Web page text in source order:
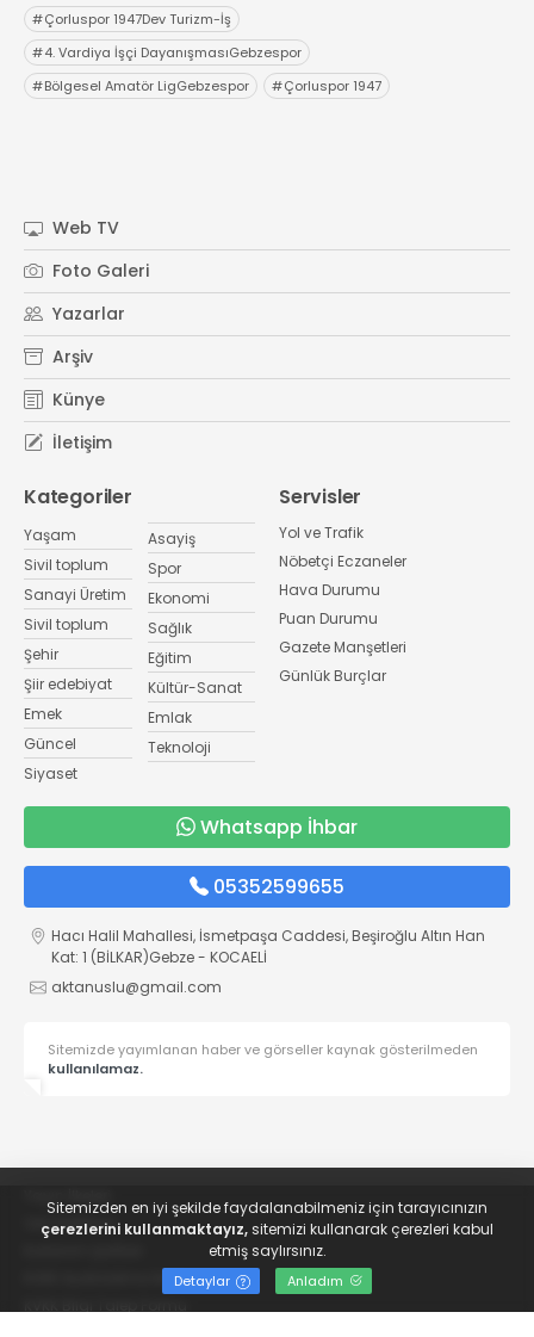
#Çorluspor 1947Dev Turizm-İş
#4. Vardiya İşçi DayanışmasıGebzespor
#Bölgesel Amatör LigGebzespor #Çorluspor 1947
Web TV
Foto Galeri
Yazarlar
Arşiv
Künye
İletişim
Kategoriler
Yaşam
Sivil toplum
Sanayi Üretim
Sivil toplum
Şehir
Şiir edebiyat
Emek
Güncel
Siyaset
Asayiş
Spor
Ekonomi
Sağlık
Eğitim
Kültür-Sanat
Emlak
Teknoloji
Servisler
Yol ve Trafik
Nöbetçi Eczaneler
Hava Durumu
Puan Durumu
Gazete Manşetleri
Günlük Burçlar
Whatsapp İhbar
05352599655
Hacı Halil Mahallesi, İsmetpaşa Caddesi, Beşiroğlu Altın Han
Kat: 1 (BİLKAR)Gebze - KOCAELİ
aktanuslu@gmail.com
Sitemizde yayımlanan haber ve görseller kaynak gösterilmeden
kullanılamaz.
Veri Politikası
KVKK Aydınlatma Metni
Sitemizden en iyi şekilde faydalanabilmeniz için tarayıcınızın
çerezlerini kullanmaktayız,sitemizi kullanarak çerezleri kabul
etmiş saylırsınız.
Detaylar Anladım